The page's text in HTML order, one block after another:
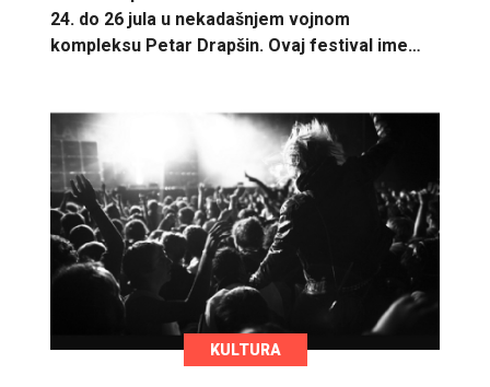
24. do 26 jula u nekadašnjem vojnom
kompleksu Petar Drapšin. Ovaj festival ime…
KULTURA